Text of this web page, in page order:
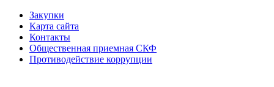
Закупки
Карта сайта
Контакты
Общественная приемная СКФ
Противодействие коррупции